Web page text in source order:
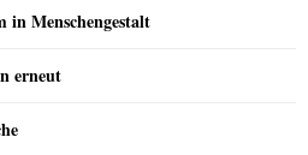
in Menschengestalt
erneut